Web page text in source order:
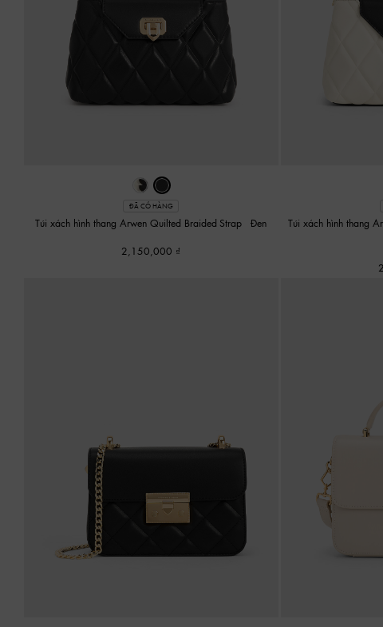
ĐÃ CÓ HÀNG
Túi xách hình thang Arwen Quilted Braided-Strap -Đen
2,150,000
Túi xách hình thang